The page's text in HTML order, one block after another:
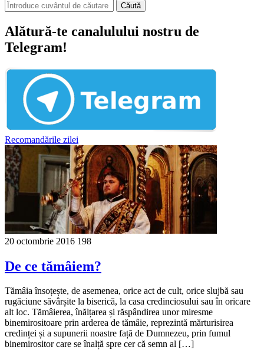
Căută
Alătură-te canalulului nostru de
Telegram!
Recomandările zilei
20 octombrie 2016 198
De ce tămâiem?
Tămâia însoțește, de asemenea, orice act de cult, orice slujbă sau
rugăciune săvârșite la biserică, la casa credinciosului sau în oricare
alt loc. Tămâierea, înălțarea și răspândirea unor miresme
binemirositoare prin arderea de tămâie, reprezintă mărturisirea
credinței și a supunerii noastre față de Dumnezeu, prin fumul
binemirositor care se înalță spre cer că semn al […]